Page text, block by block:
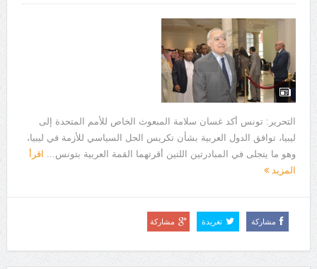
التحرير: تونس أكد غسان سلامة المبعوث الخاص للأمم المتحدة إلى
ليبيا، توافق الدول العربية بشأن تكريس الحل السياسي للأزمة في ليبيا،
وهو ما يتجلى في المبادرتين اللتين أقرتهما القمة العربية بتونس...
اقرأ
المزيد
مشاركة تغريدة مشاركة